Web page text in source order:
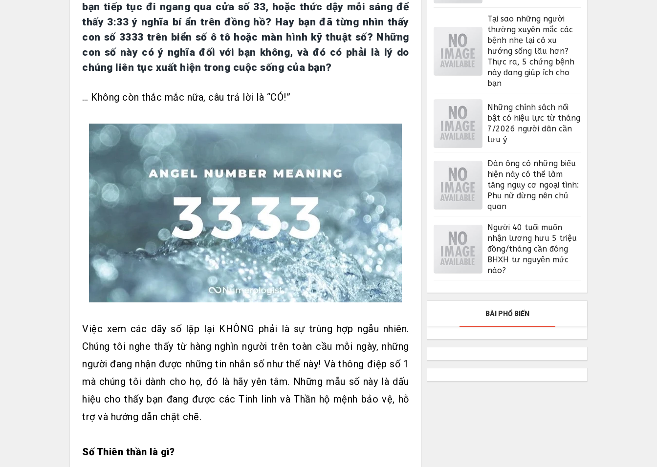
bạn tiếp tục đi ngang qua cửa số 33, hoặc thức dậy mỗi sáng để
thấy 3:33 ý nghĩa bí ẩn trên đồng hồ? Hay bạn đã từng nhìn thấy
con số 3333 trên biển số ô tô hoặc màn hình kỹ thuật số? Những
con số này có ý nghĩa đối với bạn không, và đó có phải là lý do
chúng liên tục xuất hiện trong cuộc sống của bạn?
… Không còn thắc mắc nữa, câu trả lời là “CÓ!”
Việc xem các dãy số lặp lại KHÔNG phải là sự trùng hợp ngẫu nhiên.
Chúng tôi nghe thấy từ hàng nghìn người trên toàn cầu mỗi ngày, những
người đang nhận được những tin nhắn số như thế này! Và thông điệp số 1
mà chúng tôi dành cho họ, đó là hãy yên tâm. Những mẫu số này là dấu
hiệu cho thấy bạn đang được các Tinh linh và Thần hộ mệnh bảo vệ, hỗ
trợ và hướng dẫn chặt chẽ.
Số Thiên thần là gì?
Tại sao những người
thường xuyên mắc các
bệnh nhẹ lại có xu
hướng sống lâu hơn?
Thực ra, 5 chứng bệnh
này đang giúp ích cho
bạn
Những chính sách nổi
bật có hiệu lực từ tháng
7/2026 người dân cần
lưu ý
Đàn ông có những biểu
hiện này có thể làm
tăng nguy cơ ngoại tình:
Phụ nữ đừng nên chủ
quan
Người 40 tuổi muốn
nhận lương hưu 5 triệu
đồng/tháng cần đóng
BHXH tự nguyện mức
nào?
BÀI PHỔ BIẾN